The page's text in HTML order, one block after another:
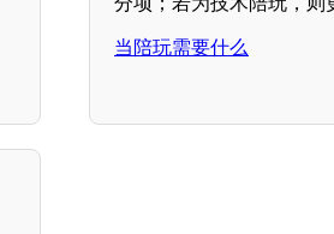
当陪玩需要什么